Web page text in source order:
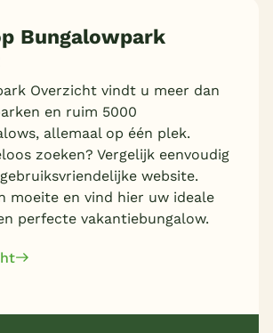
Bungalowpark
Overzicht vindt u meer dan
en ruim 5000
allemaal op één plek.
zoeken? Vergelijk eenvoudig
website.
moeite en vind hier uw ideale
perfecte vakantiebungalow.